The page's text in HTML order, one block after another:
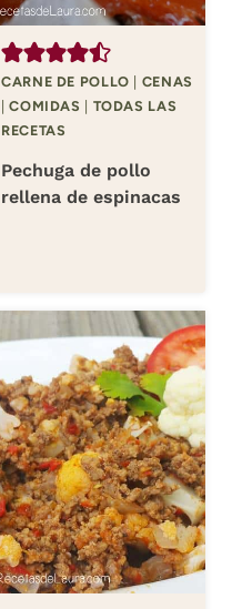
CARNE DE POLLO
CENAS
|COMIDAS
TODAS LAS
RECETAS
Pechuga de pollo
rellena de espinacas